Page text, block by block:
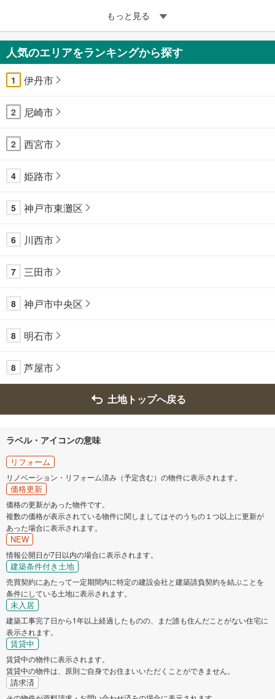
もっと見る
人気のエリアをランキングから探す
1 伊丹市
2 尼崎市
2 西宮市
4 姫路市
5 神戸市東灘区
6 川西市
7 三田市
8 神戸市中央区
8 明石市
8 芦屋市
土地トップへ戻る
ラベル・アイコンの意味
リフォーム
リノベーション・リフォーム済み（予定含む）の物件に表示されます。
価格更新
価格の更新があった物件です。
複数の価格が表示されている物件に関しましてはそのうちの１つ以上に更新が
あった場合に表示されます。
NEW
情報公開日が7日以内の場合に表示されます。
建築条件付き土地
売買契約にあたって一定期間内に特定の建設会社と建築請負契約を結ぶことを
条件にしている土地に表示されます。
未入居
建築工事完了日から1年以上経過したものの、まだ誰も住んだことがない住宅に
表示されます。
賃貸中
賃貸中の物件に表示されます。
賃貸中の物件は、原則ご自身でお住まいいただくことができません。
請求済